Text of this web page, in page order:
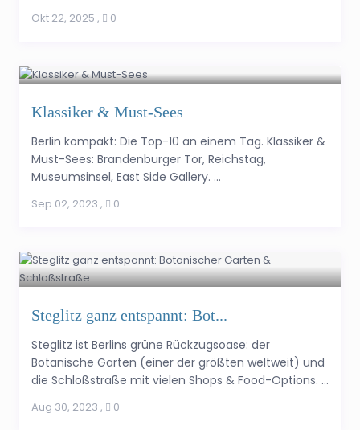
Okt 22, 2025 , 0
Klassiker & Must-Sees
Berlin kompakt: Die Top-10 an einem Tag. Klassiker &
Must-Sees: Brandenburger Tor, Reichstag,
Museumsinsel, East Side Gallery. ...
Sep 02, 2023 , 0
Steglitz ganz entspannt: Bot...
Steglitz ist Berlins grüne Rückzugsoase: der
Botanische Garten (einer der größten weltweit) und
die Schloßstraße mit vielen Shops & Food-Options. ...
Aug 30, 2023 , 0